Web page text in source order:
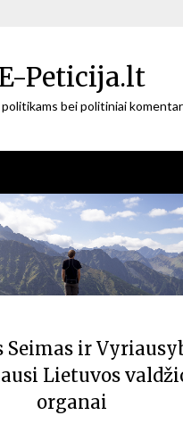
Peticija.lt
bei politiniai
Seimas ir
Lietuvos
organai